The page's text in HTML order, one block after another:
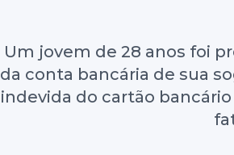
Um jovem de 28 anos foi
da conta bancária de sua
indevida do cartão